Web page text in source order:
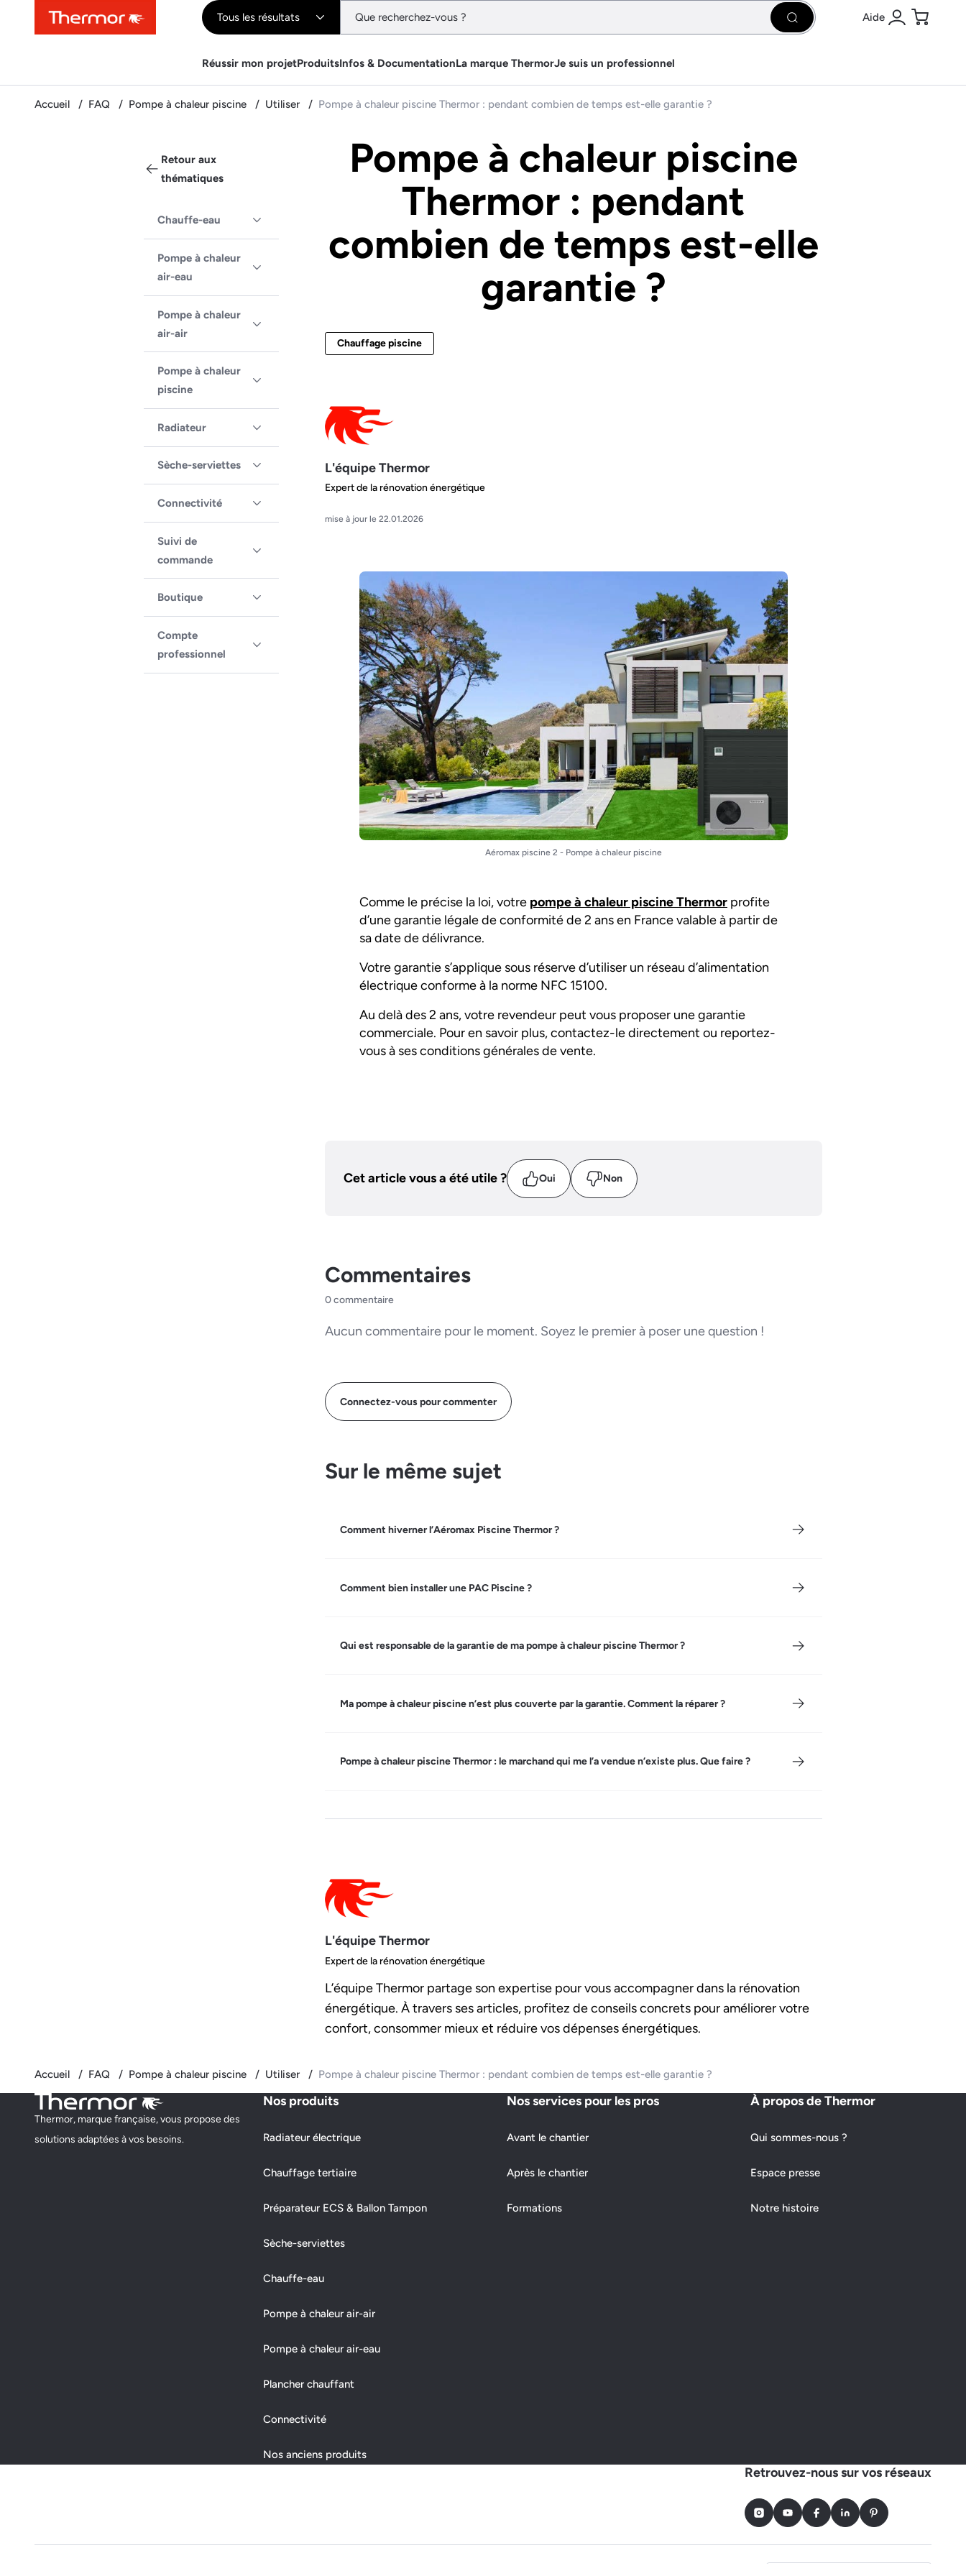
ContenuMenuRecherche Tous les résultats Rechercher Aide
Se connecter
Panier
Réussir mon projetProduitsInfos & DocumentationLa marque ThermorJe suis un professionnel
Accueil FAQ Pompe à chaleur piscine Utiliser Pompe à chaleur piscine Thermor : pendant combien de temps est-elle garantie ?
Retour aux
thématiques
Chauffe-eau
Pompe à chaleur
air-eau
Pompe à chaleur
air-air
Pompe à chaleur
piscine
Radiateur
Sèche-serviettes
Connectivité
Suivi de
commande
Boutique
Compte
professionnel
Pompe à chaleur piscine
Thermor : pendant
combien de temps est-elle
garantie ?
Chauffage piscine
L'équipe Thermor
Expert de la rénovation énergétique
mise à jour le 22.01.2026
Aéromax piscine 2 - Pompe à chaleur piscine
Comme le précise la loi, votre pompe à chaleur piscine Thermor profite
d’une garantie légale de conformité de 2 ans en France valable à partir de
sa date de délivrance.
Votre garantie s’applique sous réserve d’utiliser un réseau d’alimentation
électrique conforme à la norme NFC 15100.
Au delà des 2 ans, votre revendeur peut vous proposer une garantie
commerciale. Pour en savoir plus, contactez-le directement ou reportez-
vous à ses conditions générales de vente.
Cet article vous a été utile ? Oui Non
Commentaires
0 commentaire
Aucun commentaire pour le moment. Soyez le premier à poser une question !
Connectez-vous pour commenter
Sur le même sujet
Comment hiverner l’Aéromax Piscine Thermor ?
Comment bien installer une PAC Piscine ?
Qui est responsable de la garantie de ma pompe à chaleur piscine Thermor ?
Ma pompe à chaleur piscine n’est plus couverte par la garantie. Comment la réparer ?
Pompe à chaleur piscine Thermor : le marchand qui me l’a vendue n’existe plus. Que faire ?
L'équipe Thermor
Expert de la rénovation énergétique
L’équipe Thermor partage son expertise pour vous accompagner dans la rénovation
énergétique. À travers ses articles, profitez de conseils concrets pour améliorer votre
confort, consommer mieux et réduire vos dépenses énergétiques.
Accueil FAQ Pompe à chaleur piscine Utiliser Pompe à chaleur piscine Thermor : pendant combien de temps est-elle garantie ?
Thermor, marque française, vous propose des
solutions adaptées à vos besoins.
Nos produits
Radiateur électrique
Chauffage tertiaire
Préparateur ECS & Ballon Tampon
Sèche-serviettes
Chauffe-eau
Pompe à chaleur air-air
Pompe à chaleur air-eau
Plancher chauffant
Connectivité
Nos anciens produits
Nos services pour les pros
Avant le chantier
Après le chantier
Formations
À propos de Thermor
Qui sommes-nous ?
Espace presse
Notre histoire
Retrouvez-nous sur vos réseaux
InstagramYoutubeFacebookLinkedInPinterest